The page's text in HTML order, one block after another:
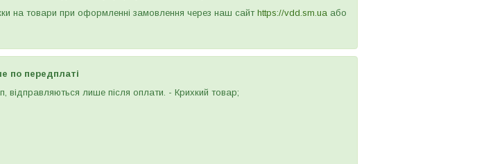
на товари при оформленні замовлення через наш сайт https://vdd.sm.ua або
по передплаті
відправляються лише після оплати. - Крихкий товар;